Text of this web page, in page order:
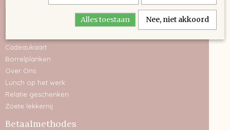
Webshop
Cadeaukaart
Borrelplanken
Over Ons
Lunch op het werk
Relatie geschenken
Zoete lekkernij
Betaalmethodes
Alles toestaan Nee, niet akkoord